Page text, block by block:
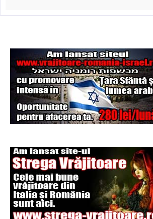
regele Arthur
Şi-a vândut soţia
pentru un ritual de
magie neagră